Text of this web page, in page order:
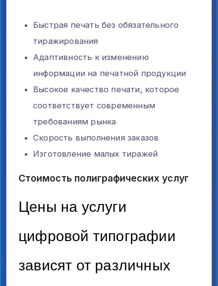
Быстрая печать без обязательного
тиражирования
Адаптивность к изменению
информации на печатной продукции
Высокое качество печати, которое
соответствует современным
требованиям рынка
Скорость выполнения заказов
Изготовление малых тиражей
Стоимость полиграфических услуг
Цены на услуги
цифровой типографии
зависят от различных